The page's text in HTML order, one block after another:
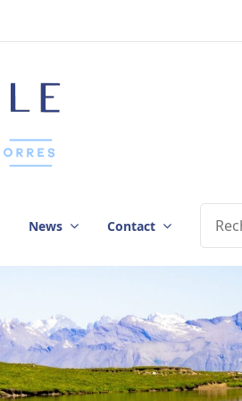
News Contact